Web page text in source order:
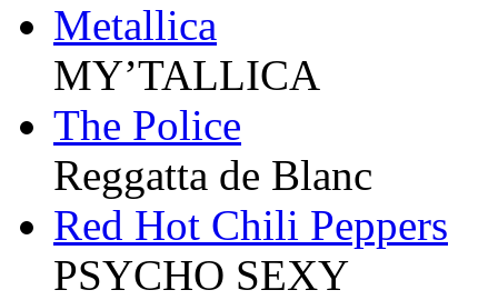
Metallica
MY’TALLICA
The Police
Reggatta de Blanc
Red Hot Chili Peppers
PSYCHO SEXY